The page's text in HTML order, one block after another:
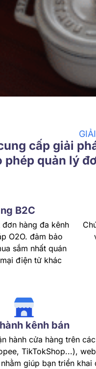
cấp giải
phép quản lý
B2C
hàng đa kênh
O2O. đảm bảo
sắm nhất quán
điện tử khác
kênh bán
hành cửa hàng trên
TikTokShop...),
giúp bạn triển khai